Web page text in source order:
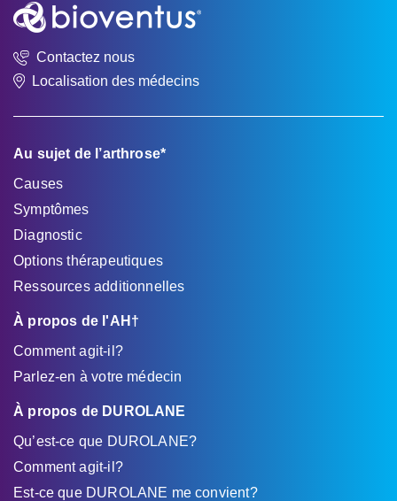
Contactez nous
Localisation des médecins
Au sujet de l’arthrose*
Causes
Symptômes
Diagnostic
Options thérapeutiques
Ressources additionnelles
À propos de l'AH†
Comment agit-il?
Parlez-en à votre médecin
À propos de DUROLANE
Qu’est-ce que DUROLANE?
Comment agit-il?
Est-ce que DUROLANE me convient?